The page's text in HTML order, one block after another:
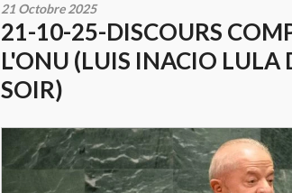
21 Octobre 2025
21-10-25-DISCOURS
L'ONU (LUIS INACIO LULA
SOIR)